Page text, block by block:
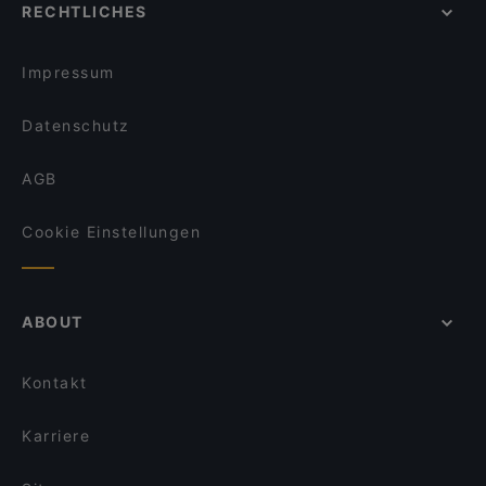
LETO Restaurant Bar
Für Gruppen geeignete Restaurants in Wien
RECHTLICHES
Impressum
Datenschutz
AGB
Cookie Einstellungen
ABOUT
Kontakt
Karriere